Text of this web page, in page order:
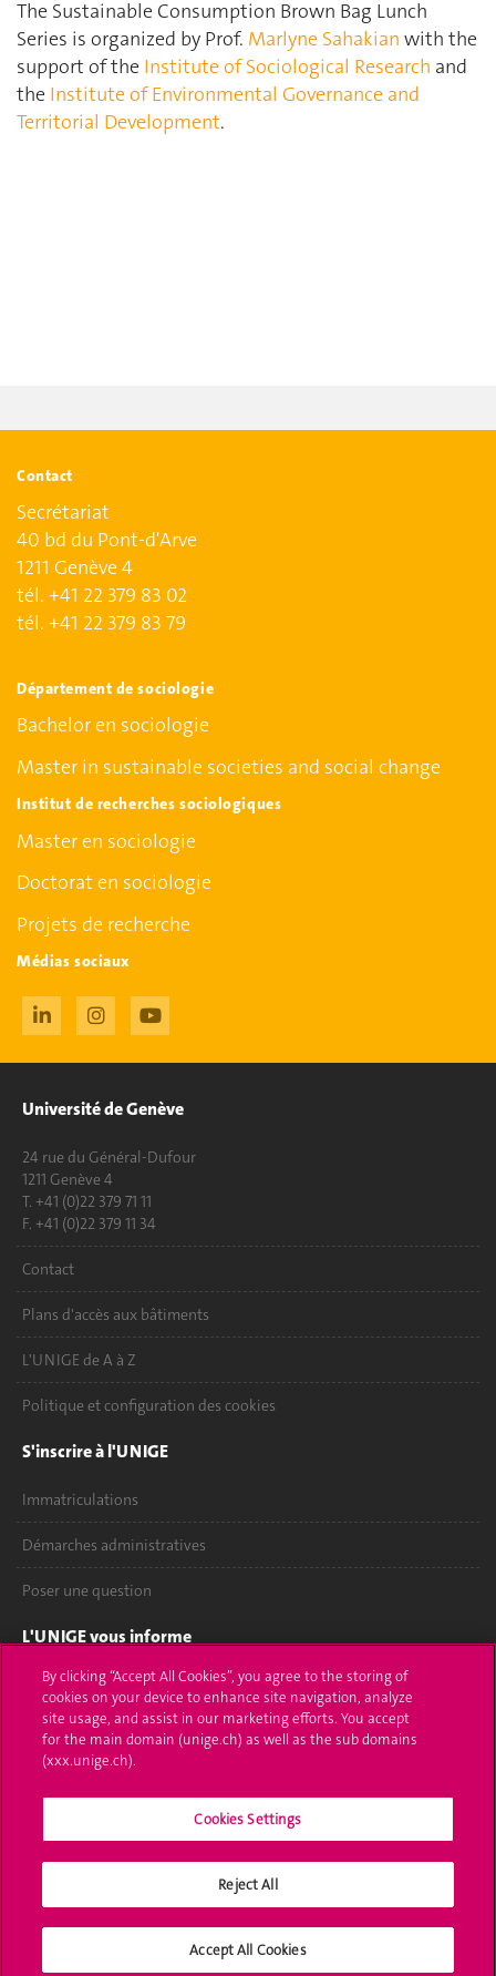
The Sustainable Consumption Brown Bag Lunch
Series is organized by Prof. Marlyne Sahakian with the
support of the Institute of Sociological Research and
the Institute of Environmental Governance and
Territorial Development.
Contact
Secrétariat
40 bd du Pont-d'Arve
1211 Genève 4
tél. +41 22 379 83 02
tél. +41 22 379 83 79
Département de sociologie
Bachelor en sociologie
Master in sustainable societies and social change
Institut de recherches sociologiques
Master en sociologie
Doctorat en sociologie
Projets de recherche
Médias sociaux
Université de Genève
24 rue du Général-Dufour
1211 Genève 4
T. +41 (0)22 379 71 11
F. +41 (0)22 379 11 34
Contact
Plans d'accès aux bâtiments
L'UNIGE de A à Z
Politique et configuration des cookies
S'inscrire à l'UNIGE
Immatriculations
Démarches administratives
Poser une question
L'UNIGE vous informe
UNIGE Mobile
Médias
Offres d'emploi
Calendrier académique
Médias sociaux UNIGE
By clicking “Accept All Cookies”, you agree to the storing of
cookies on your device to enhance site navigation, analyze
site usage, and assist in our marketing efforts. You accept
for the main domain (unige.ch) as well as the sub domains
(xxx.unige.ch).
Cookies Settings
Reject All
Accept All Cookies